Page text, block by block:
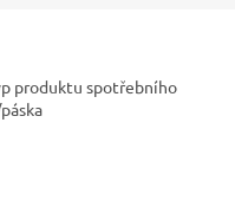
produktu spotřebního